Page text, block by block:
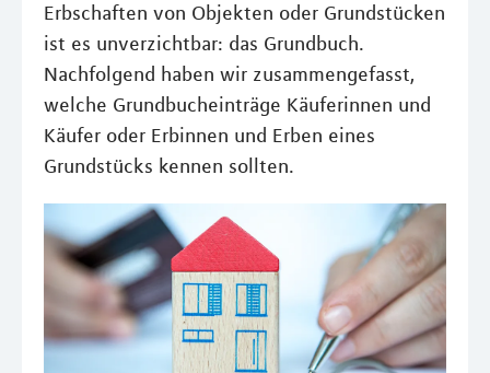
Erbschaften von Objekten oder Grundstücken
ist es unverzichtbar: das Grundbuch.
Nachfolgend haben wir zusammengefasst,
welche Grundbucheinträge Käuferinnen und
Käufer oder Erbinnen und Erben eines
Grundstücks kennen sollten.